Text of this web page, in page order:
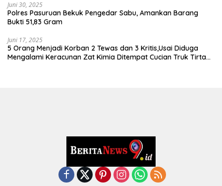
Juni 30, 2025
Polres Pasuruan Bekuk Pengedar Sabu, Amankan Barang
Bukti 51,83 Gram
Juni 17, 2025
5 Orang Menjadi Korban 2 Tewas dan 3 Kritis,Usai Diduga
Mengalami Keracunan Zat Kimia Ditempat Cucian Truk Tirta